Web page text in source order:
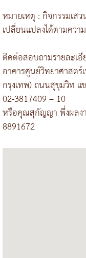
หมายเหตุ : กิจกรรมเส
เปลี่ยนแปลงได้ตามคว
ติดต่อสอบถามรายละเ
อาคารศูนย์วิทยาศาสต
กรุงเทพ) ถนนสุขุมวิท แ
02-3817409 – 10
หรือคุณสุกัญญา พึ่งผลง
8891672